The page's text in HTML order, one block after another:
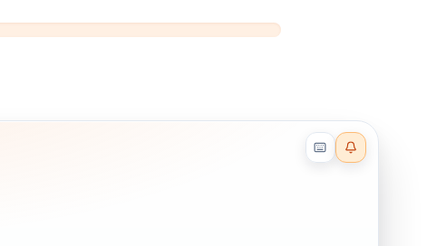
Reader effects on